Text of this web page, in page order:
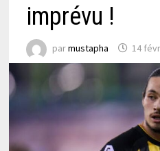
imprévu !
parmustapha 14